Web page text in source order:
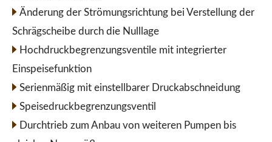
Änderung der Strömungsrichtung bei Verstellung der
Schrägscheibe durch die Nulllage
Hochdruckbegrenzungsventile mit integrierter
Einspeisefunktion
Serienmäßig mit einstellbarer Druckabschneidung
Speisedruckbegrenzungsventil
Durchtrieb zum Anbau von weiteren Pumpen bis